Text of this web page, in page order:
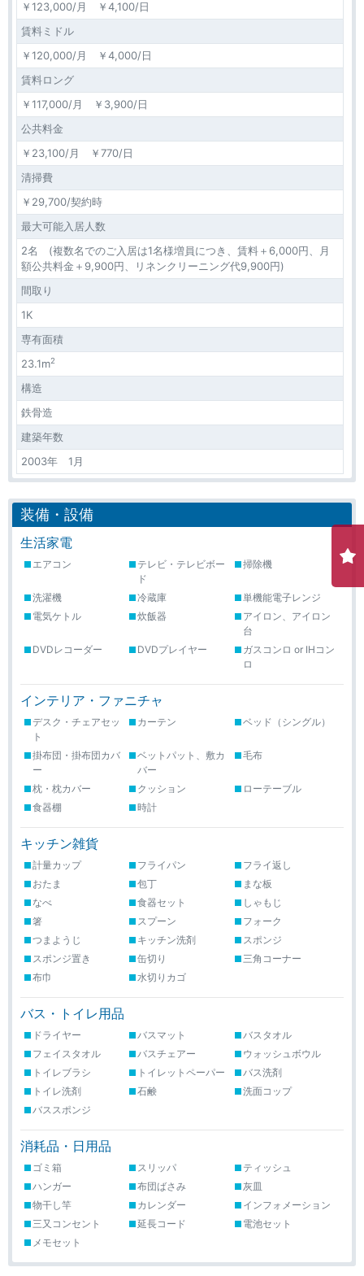
￥123,000/月 ￥4,100/日
賃料ミドル
￥120,000/月 ￥4,000/日
賃料ロング
￥117,000/月 ￥3,900/日
公共料金
￥23,100/月 ￥770/日
清掃費
￥29,700/契約時
最大可能入居人数
2名 (複数名でのご入居は1名様増員につき、賃料＋6,000円、月
額公共料金＋9,900円、リネンクリーニング代9,900円)
間取り
1K
専有面積
23.1m2
構造
鉄骨造
建築年数
2003年 1月
装備・設備
生活家電
エアコン
テレビ・テレビボー
ド
掃除機
洗濯機 冷蔵庫
単機能電子レンジ
電気ケトル
炊飯器
アイロン、アイロン
台
DVDレコーダー
DVDプレイヤー
ガスコンロ or IHコン
ロ
インテリア・ファニチャ
デスク・チェアセッ
ト
カーテン ベッド（シングル）
掛布団・掛布団カバ
ー
ベットパット、敷カ
バー
毛布
枕・枕カバー クッション
ローテーブル
食器棚
時計
キッチン雑貨
計量カップ フライパン
フライ返し
おたま
包丁
まな板
なべ
食器セット
しゃもじ
箸
スプーン
フォーク
つまようじ
キッチン洗剤
スポンジ
スポンジ置き
缶切り
三角コーナー
布巾
水切りカゴ
バス・トイレ用品
ドライヤー バスマット
バスタオル
フェイスタオル
バスチェアー
ウォッシュボウル
トイレブラシ
トイレットペーパー
バス洗剤
トイレ洗剤
石鹸
洗面コップ
バススポンジ
消耗品・日用品
ゴミ箱 スリッパ
ティッシュ
ハンガー
布団ばさみ
灰皿
物干し竿
カレンダー
インフォメーション
三又コンセント
延長コード
電池セット
メモセット